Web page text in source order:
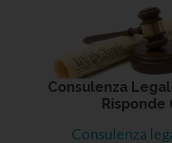
Consulenza
Risponde
Consulenza